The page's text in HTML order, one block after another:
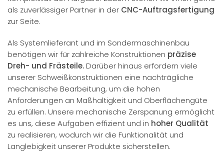
als zuverlässiger Partner in der CNC-Auftragsfertigung
zur Seite.
Als Systemlieferant und im Sondermaschinenbau
benötigen wir für zahlreiche Konstruktionen präzise
Dreh- und Frästeile.Darüber hinaus erfordern viele
unserer Schweißkonstruktionen eine nachträgliche
mechanische Bearbeitung, um die hohen
Anforderungen an Maßhaltigkeit und Oberflächengüte
zu erfüllen. Unsere mechanische Zerspanung ermöglicht
es uns, diese Aufgaben effizient und in hoher Qualität
zu realisieren, wodurch wir die Funktionalität und
Langlebigkeit unserer Produkte sicherstellen.